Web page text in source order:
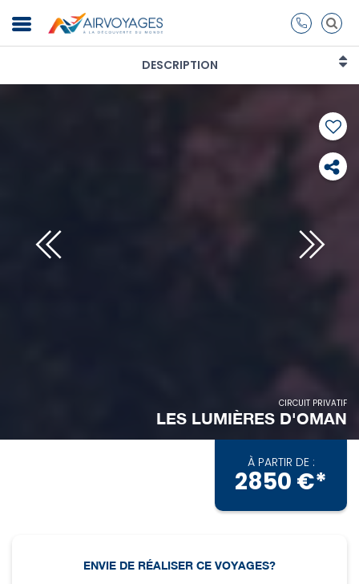
DESCRIPTION
CIRCUIT PRIVATIF
LES LUMIÈRES D'OMAN
À PARTIR DE :
2850 €*
ENVIE DE RÉALISER CE VOYAGES?